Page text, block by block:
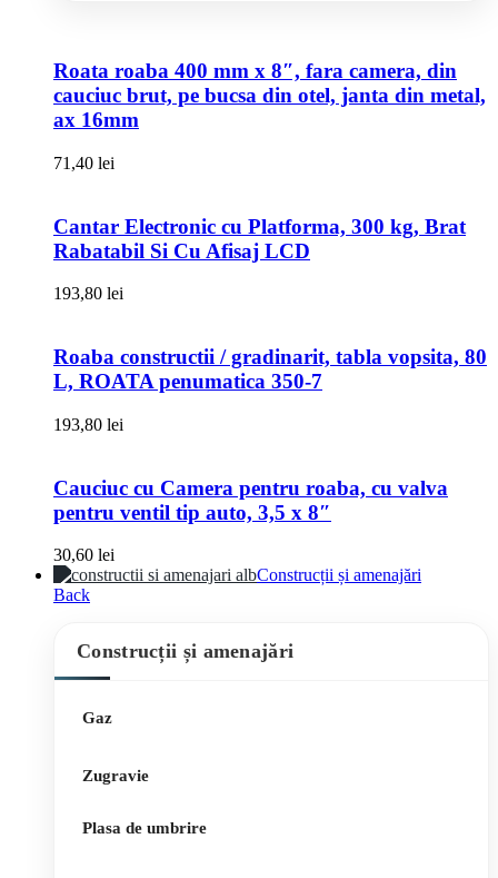
Roata roaba 400 mm x 8″, fara camera, din
cauciuc brut, pe bucsa din otel, janta din metal,
ax 16mm
71,40 lei
Cantar Electronic cu Platforma, 300 kg, Brat
Rabatabil Si Cu Afisaj LCD
193,80 lei
Roaba constructii / gradinarit, tabla vopsita, 80
L, ROATA penumatica 350-7
193,80 lei
Cauciuc cu Camera pentru roaba, cu valva
pentru ventil tip auto, 3,5 x 8″
30,60 lei
Construcții și amenajări
Back
Construcții și amenajări
Gaz
Zugravie
Plasa de umbrire